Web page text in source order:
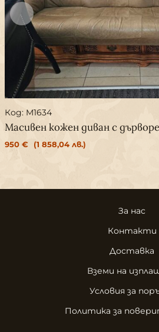
Код: M1634
Масивен кожен диван с
950 € (1 858,04 лв.)
За нас
Контакти
Доставка
Вземи на
Условия за
Политика за